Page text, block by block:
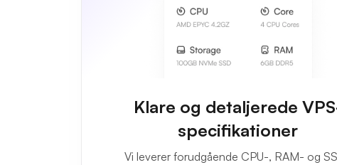
Klare og detaljerede
specifikationer
Vi leverer forudgående CPU-, RAM- og